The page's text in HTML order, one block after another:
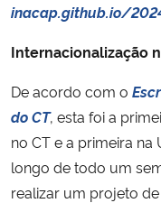
inacap.github.io/
Internacionalização
De acordo com o
do CT, esta foi a
no CT e a primeira
longo de todo um
realizar um projeto